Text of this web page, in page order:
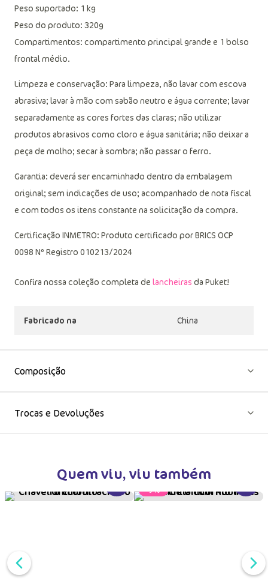
Peso suportado: 1 kg
Peso do produto: 320g
Compartimentos: compartimento principal grande e 1 bolso
frontal médio.
Limpeza e conservação: Para limpeza, não lavar com escova
abrasiva; lavar à mão com sabão neutro e água corrente; lavar
separadamente as cores fortes das claras; não utilizar
produtos abrasivos como cloro e água sanitária; não deixar a
peça de molho; secar à sombra; não passar o ferro.
Garantia: deverá ser encaminhado dentro da embalagem
original; sem indicações de uso; acompanhado de nota fiscal
e com todos os itens constante na solicitação da compra.
Certificação INMETRO: Produto certificado por BRICS OCP
0098 Nº Registro 010213/2024
Confira nossa coleção completa de lancheiras da Puket!
Fabricado na China
Composição
Trocas e Devoluções
Quem viu, viu também